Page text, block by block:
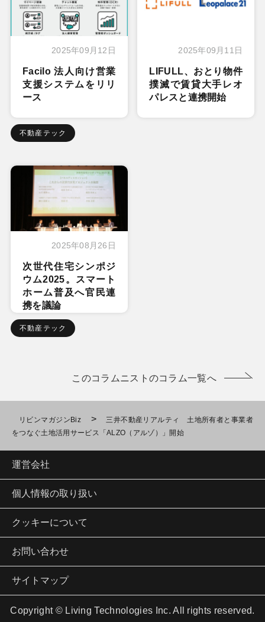
2025年09月12日
Facilo 法人向け営業
支援システムをリリ
ース
不動産テック
2025年09月11日
LIFULL、おとり物件
撲滅で賃貸大手レオ
パレスと連携開始
2025年08月26日
次世代住宅シンポジ
ウム2025。スマート
ホーム普及へ官民連
携を議論
不動産テック
このコラムニストのコラム一覧へ
リビンマガジンBiz >
三井不動産リアルティ 土地所有者と事業者
をつなぐ土地活用サービス「ALZO（アルゾ）」開始
運営会社
個人情報の取り扱い
クッキーについて
お問い合わせ
サイトマップ
Copyright © Living Technologies Inc. All rights reserved.